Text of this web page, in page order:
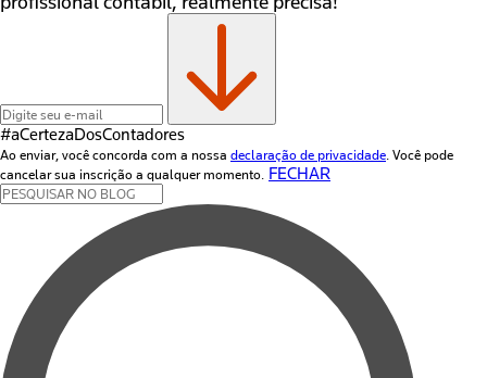
#aCertezaDosContadores
Ao enviar, você concorda com a nossa declaração de privacidade. Você pode
cancelar sua inscrição a qualquer momento. FECHAR